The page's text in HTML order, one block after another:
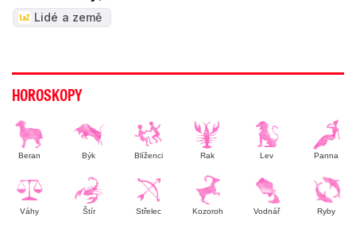
Lidé a země
HOROSKOPY
Beran Býk Blíženci Rak Lev Panna
Váhy Štír Střelec Kozoroh Vodnář Ryby